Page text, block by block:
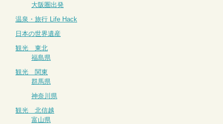
大阪圏出発
温泉・旅行 Life Hack
日本の世界遺産
観光 東北
福島県
観光 関東
群馬県
神奈川県
観光 北信越
富山県